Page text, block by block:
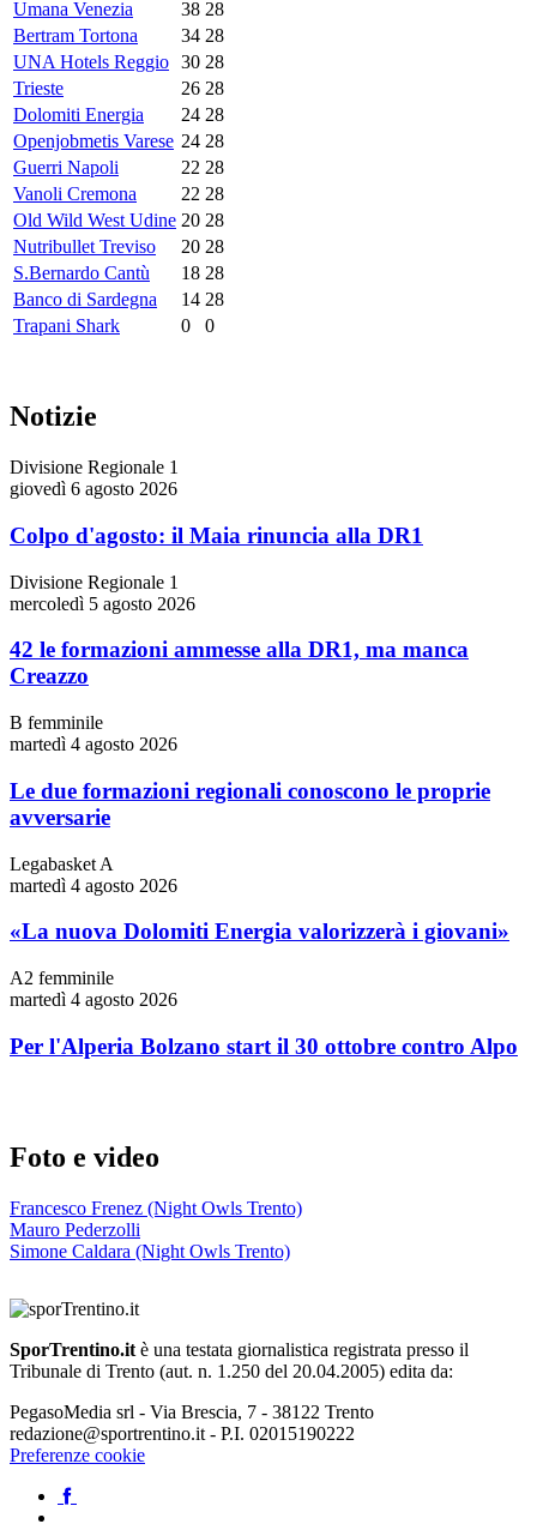
Umana Venezia 38 28
Bertram Tortona
34 28
UNA Hotels Reggio 30 28
Trieste
26 28
Dolomiti Energia
24 28
Openjobmetis Varese 24 28
Guerri Napoli
22 28
Vanoli Cremona
22 28
Old Wild West Udine 20 28
Nutribullet Treviso
20 28
S.Bernardo Cantù
18 28
Banco di Sardegna
14 28
Trapani Shark
0 0
Notizie
Divisione Regionale 1
giovedì 6 agosto 2026
Colpo d'agosto: il Maia rinuncia alla DR1
Divisione Regionale 1
mercoledì 5 agosto 2026
42 le formazioni ammesse alla DR1, ma manca
Creazzo
B femminile
martedì 4 agosto 2026
Le due formazioni regionali conoscono le proprie
avversarie
Legabasket A
martedì 4 agosto 2026
«La nuova Dolomiti Energia valorizzerà i giovani»
A2 femminile
martedì 4 agosto 2026
Per l'Alperia Bolzano start il 30 ottobre contro Alpo
Foto e video
Francesco Frenez (Night Owls Trento)
Mauro Pederzolli
Simone Caldara (Night Owls Trento)
SporTrentino.it è una testata giornalistica registrata presso il
Tribunale di Trento (aut. n. 1.250 del 20.04.2005) edita da:
PegasoMedia srl - Via Brescia, 7 - 38122 Trento
redazione@sportrentino.it - P.I. 02015190222
Preferenze cookie